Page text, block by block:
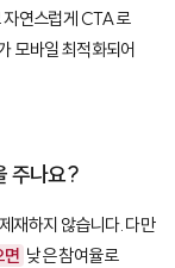
자연스럽게 CTA로
모바일 최적화되어
주나요?
재하지 않습니다. 다만
면 낮은 참여율로